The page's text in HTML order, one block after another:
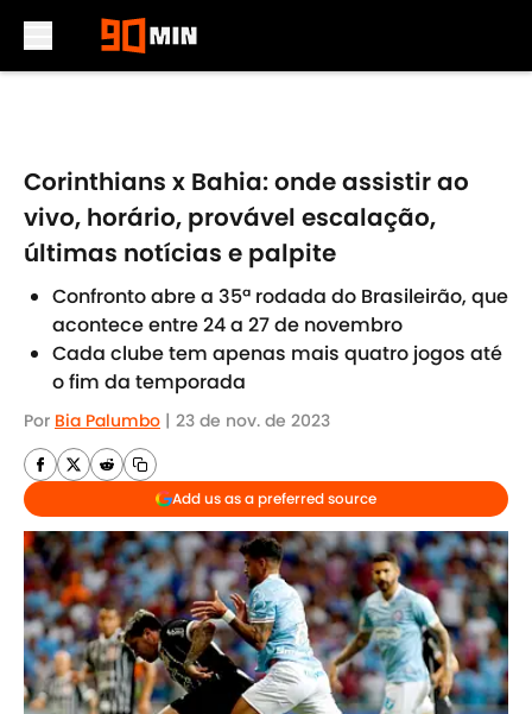
Corinthians x Bahia: onde assistir ao
vivo, horário, provável escalação,
últimas notícias e palpite
Confronto abre a 35ª rodada do Brasileirão, que
acontece entre 24 a 27 de novembro
Cada clube tem apenas mais quatro jogos até
o fim da temporada
Por Bia Palumbo | 23 de nov. de 2023
Add us as a preferred source